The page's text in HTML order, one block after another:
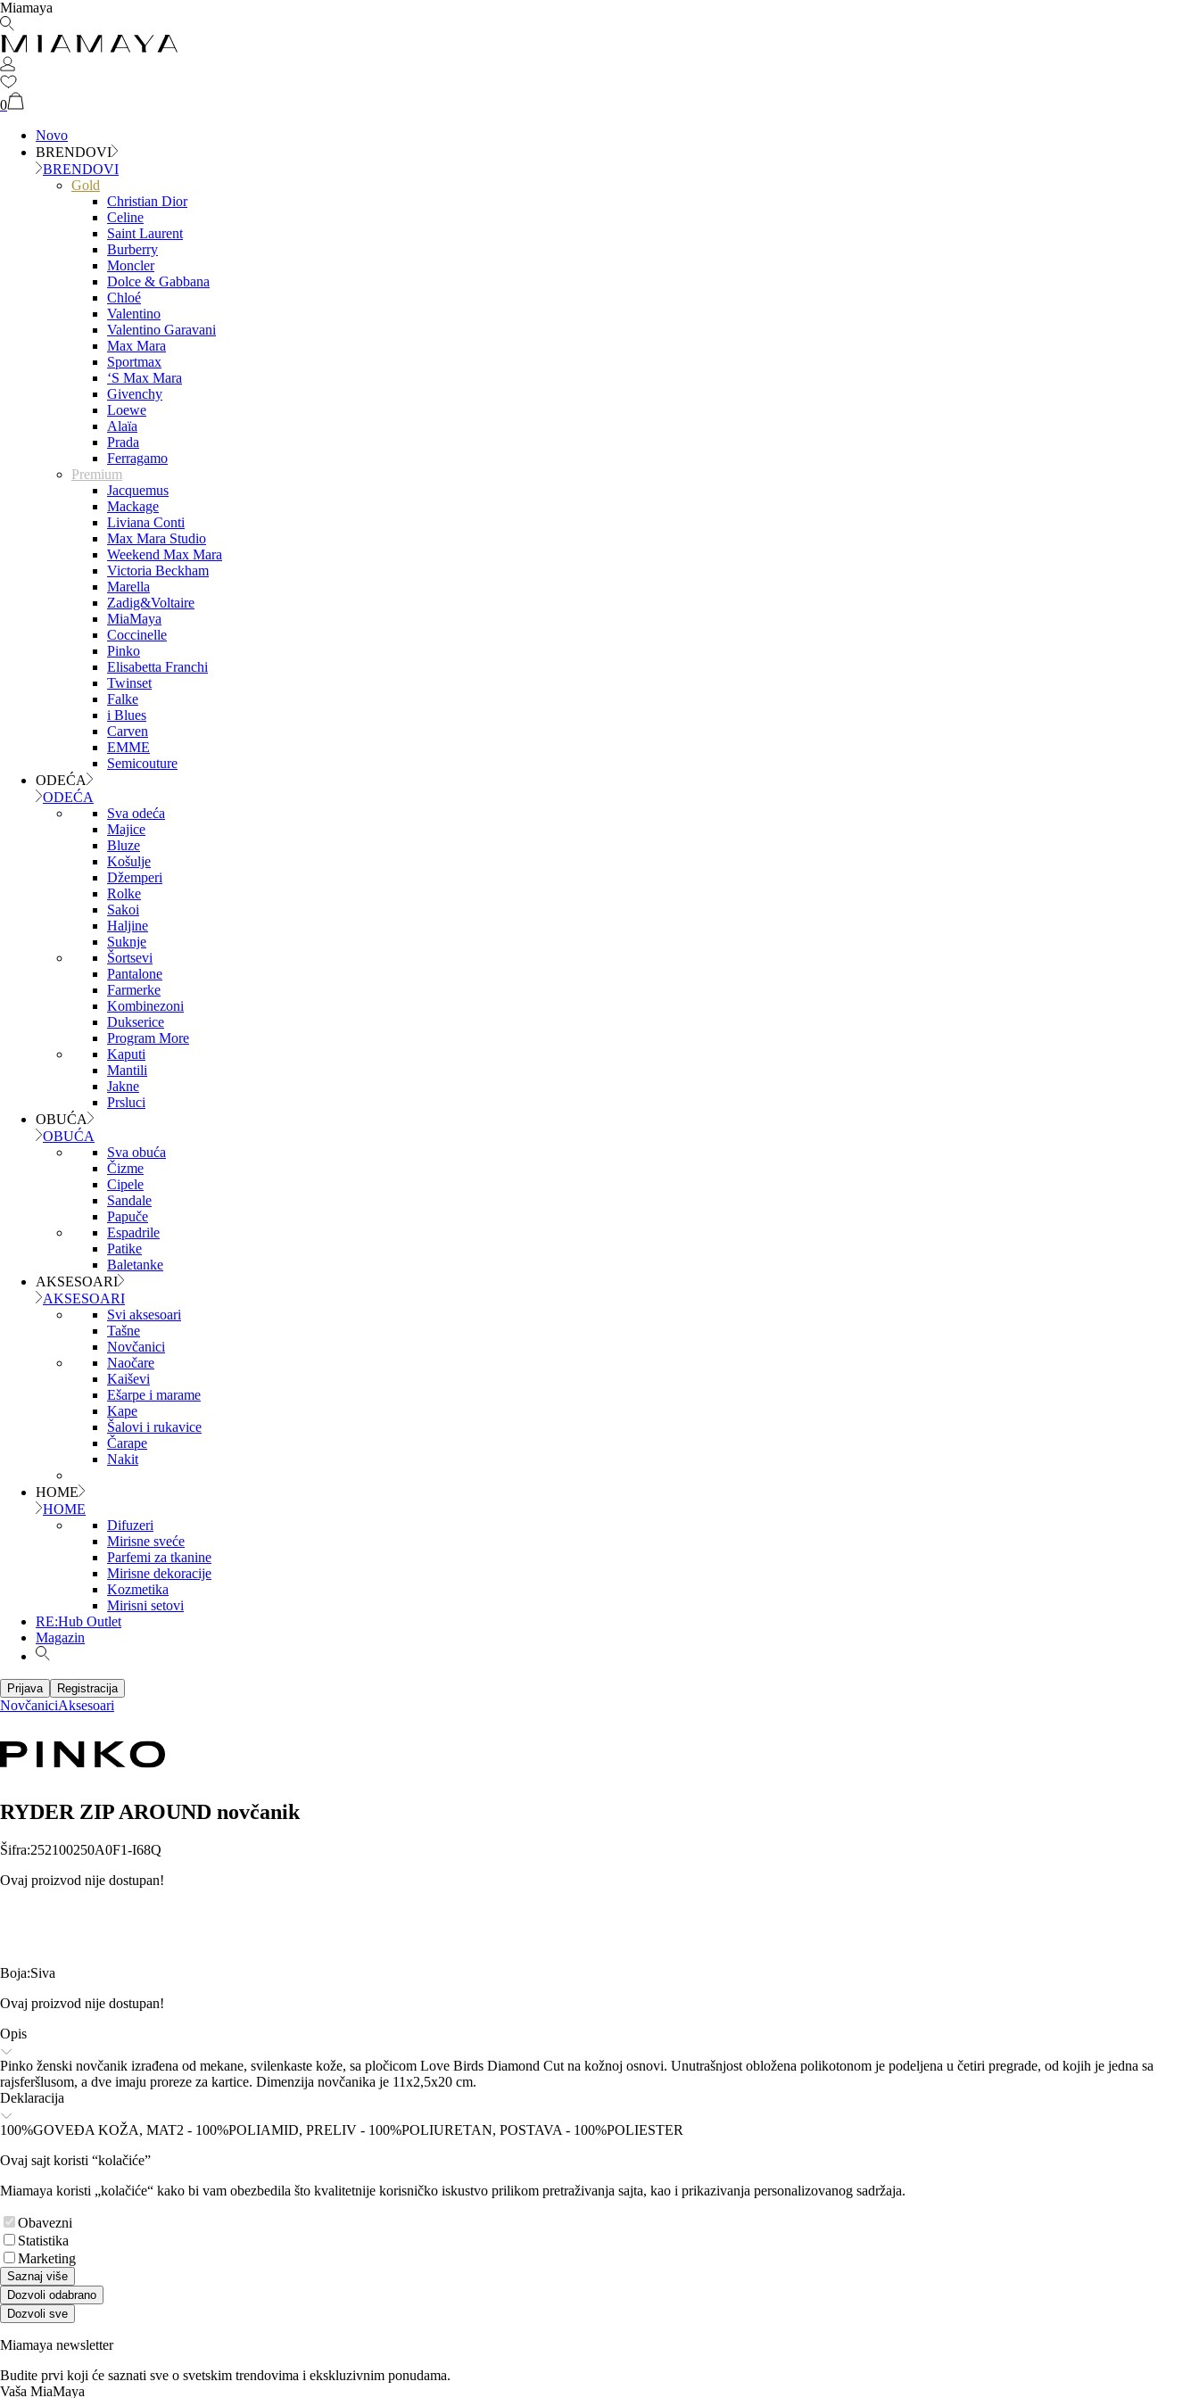
Miamaya
0
Novo
BRENDOVI
BRENDOVI
Gold
Christian Dior
Celine
Saint Laurent
Burberry
Moncler
Dolce & Gabbana
Chloé
Valentino
Valentino Garavani
Max Mara
Sportmax
‘S Max Mara
Givenchy
Loewe
Alaïa
Prada
Ferragamo
Premium
Jacquemus
Mackage
Liviana Conti
Max Mara Studio
Weekend Max Mara
Victoria Beckham
Marella
Zadig&Voltaire
MiaMaya
Coccinelle
Pinko
Elisabetta Franchi
Twinset
Falke
i Blues
Carven
EMME
Semicouture
ODEĆA
ODEĆA
Sva odeća
Majice
Bluze
Košulje
Džemperi
Rolke
Sakoi
Haljine
Suknje
Šortsevi
Pantalone
Farmerke
Kombinezoni
Dukserice
Program More
Kaputi
Mantili
Jakne
Prsluci
OBUĆA
OBUĆA
Sva obuća
Čizme
Cipele
Sandale
Papuče
Espadrile
Patike
Baletanke
AKSESOARI
AKSESOARI
Svi aksesoari
Tašne
Novčanici
Naočare
Kaiševi
Ešarpe i marame
Kape
Šalovi i rukavice
Čarape
Nakit
HOME
HOME
Difuzeri
Mirisne sveće
Parfemi za tkanine
Mirisne dekoracije
Kozmetika
Mirisni setovi
RE:Hub Outlet
Magazin
Prijava Registracija
NovčaniciAksesoari
RYDER ZIP AROUND novčanik
Šifra:252100250A0F1-I68Q
Ovaj proizvod nije dostupan!
Boja:Siva
Ovaj proizvod nije dostupan!
Opis
Pinko ženski novčanik izrađena od mekane, svilenkaste kože, sa pločicom Love Birds Diamond Cut na kožnoj osnovi. Unutrašnjost obložena polikotonom je podeljena u četiri pregrade, od kojih je jedna sa
rajsferšlusom, a dve imaju proreze za kartice. Dimenzija novčanika je 11x2,5x20 cm.
Deklaracija
100%GOVEĐA KOŽA, MAT2 - 100%POLIAMID, PRELIV - 100%POLIURETAN, POSTAVA - 100%POLIESTER
Ovaj sajt koristi “kolačiće”
Miamaya koristi „kolačiće“ kako bi vam obezbedila što kvalitetnije korisničko iskustvo prilikom pretraživanja sajta, kao i prikazivanja personalizovanog sadržaja.
Obavezni
Statistika
Marketing
Saznaj više
Dozvoli odabrano
Dozvoli sve
Miamaya newsletter
Budite prvi koji će saznati sve o svetskim trendovima i ekskluzivnim ponudama.
Vaša MiaMaya